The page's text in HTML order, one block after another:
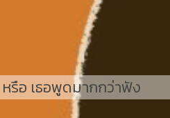
รือ เธอพูดมากกว่าฟัง